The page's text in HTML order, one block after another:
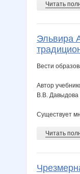
Читать
Эльвира
Вести
Автор
В.В. Давыдова
Существует
Читать